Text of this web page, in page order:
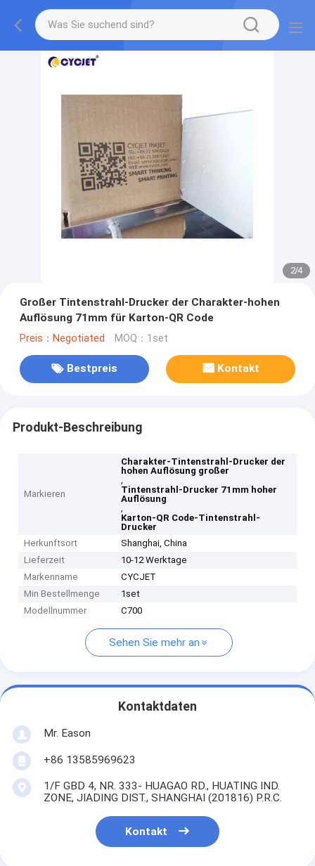
2/4
Großer Tintenstrahl-Drucker der Charakter-hohen
Auflösung 71mm für Karton-QR Code
Preis：Negotiated MOQ：1set
Bestpreis Kontakt
Produkt-Beschreibung
Markieren
Charakter-Tintenstrahl-Drucker der
hohen Auflösung großer
,
Tintenstrahl-Drucker 71mm hoher
Auflösung
,
Karton-QR Code-Tintenstrahl-
Drucker
Herkunftsort
Shanghai, China
Lieferzeit
10-12 Werktage
Markenname
CYCJET
Min Bestellmenge
1set
Modellnummer
C700
Sehen Sie mehr an
Kontaktdaten
Mr. Eason
+86 13585969623
1/F GBD 4, NR. 333- HUAGAO RD., HUATING IND.
ZONE, JIADING DIST., SHANGHAI (201816) P.R.C.
Kontakt